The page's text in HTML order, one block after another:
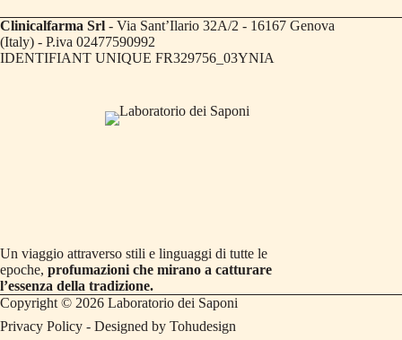
Clinicalfarma Srl - Via Sant’Ilario 32A/2 - 16167 Genova
(Italy) - P.iva 02477590992
IDENTIFIANT UNIQUE FR329756_03YNIA
Un viaggio attraverso stili e linguaggi di tutte le
epoche, profumazioni che mirano a catturare
l’essenza della tradizione.
Copyright © 2026 Laboratorio dei Saponi
Privacy Policy - Designed by Tohudesign